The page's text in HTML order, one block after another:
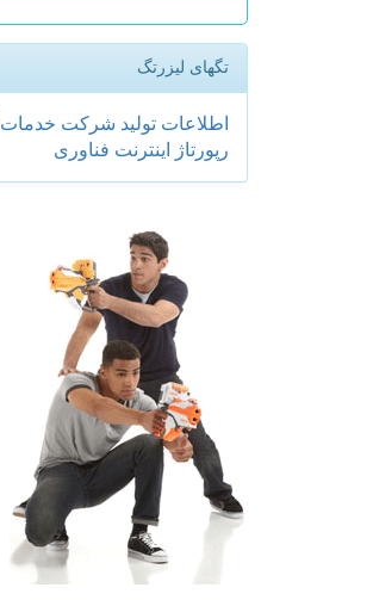
تگهای لیزرتگ
اطلاعات تولید شركت خدمات
رپورتاژ
اینترنت فناوری